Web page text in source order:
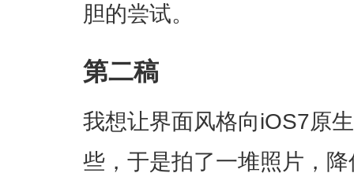
胆的尝试。
第二稿
我想让界面风格向iOS7原
些，于是拍了一堆照片，